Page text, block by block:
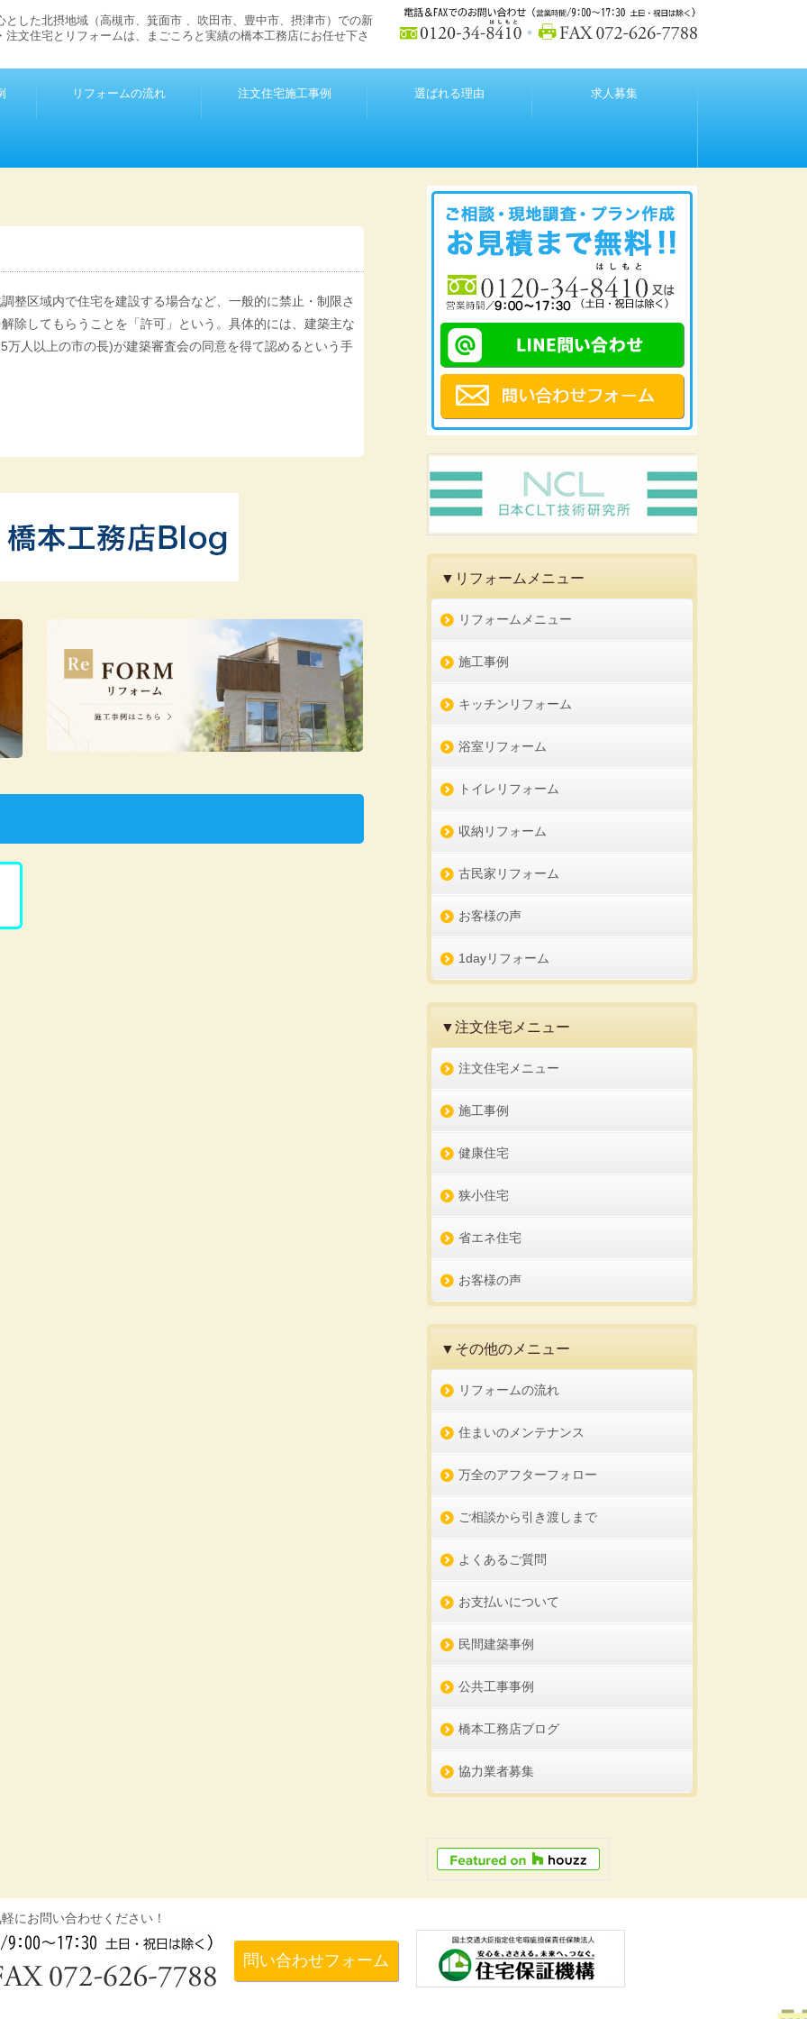
とした北摂地域（高槻市、箕面市 、吹田市、豊中市、摂津市）での新
注文住宅とリフォームは、まごころと実績の橋本工務店にお任せ下さ
リフォームの流れ 注文住宅施工事例 選ばれる理由 求人募集
整区域内で住宅を建設する場合など、一般的に禁止・制限さ
除してもらうことを「許可」という。具体的には、建築主な
人以上の市の長)が建築審査会の同意を得て認めるという手
▼リフォームメニュー
リフォームメニュー
施工事例
キッチンリフォーム
浴室リフォーム
トイレリフォーム
収納リフォーム
古民家リフォーム
お客様の声
1dayリフォーム
▼注文住宅メニュー
注文住宅メニュー
施工事例
健康住宅
狭小住宅
省エネ住宅
お客様の声
▼その他のメニュー
リフォームの流れ
住まいのメンテナンス
万全のアフターフォロー
ご相談から引き渡しまで
よくあるご質問
お支払いについて
民間建築事例
公共工事事例
橋本工務店ブログ
協力業者募集
にお問い合わせください！
問い合わせフォーム